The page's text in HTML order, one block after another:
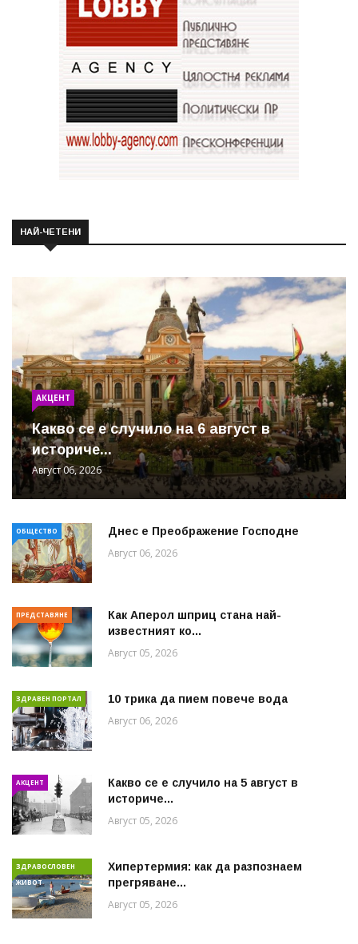
НАЙ-ЧЕТЕНИ
АКЦЕНТ
Какво се е случило на 6 август в
историче...
Август 06, 2026
ОБЩЕСТВО Днес е Преображение Господне
Август 06, 2026
ПРЕДСТАВЯНЕ
Как Аперол шприц стана най-
известният ко...
Август 05, 2026
ЗДРАВЕН ПОРТАЛ 10 трика да пием повече вода
Август 06, 2026
АКЦЕНТ
Какво се е случило на 5 август в
историче...
Август 05, 2026
ЗДРАВОСЛОВЕН
ЖИВОТ
Хипертермия: как да разпознаем
прегряване...
Август 05, 2026